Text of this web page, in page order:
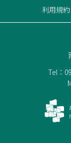
利用規約
Tel：